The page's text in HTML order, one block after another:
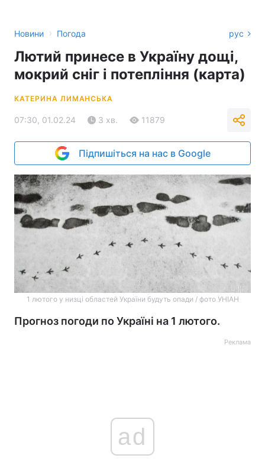
Новини › Погода рус
Лютий принесе в Україну дощі,
мокрий сніг і потепління (карта)
КАТЕРИНА ЛИМАНСЬКА
07:30, 01.02.24 3 хв. 11879
Підпишіться на нас в Google
1 лютого у низці областей України будуть опади / фото УНІАН
Прогноз погоди по Україні на 1 лютого.
Реклама
ad